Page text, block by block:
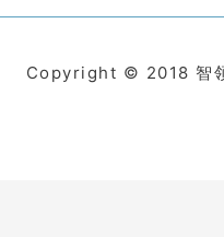
Copyright © 2018 智